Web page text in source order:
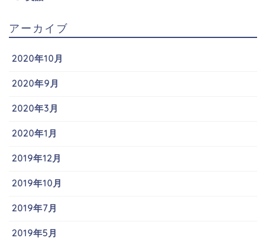
アーカイブ
2020年10月
2020年9月
2020年3月
2020年1月
2019年12月
2019年10月
2019年7月
2019年5月